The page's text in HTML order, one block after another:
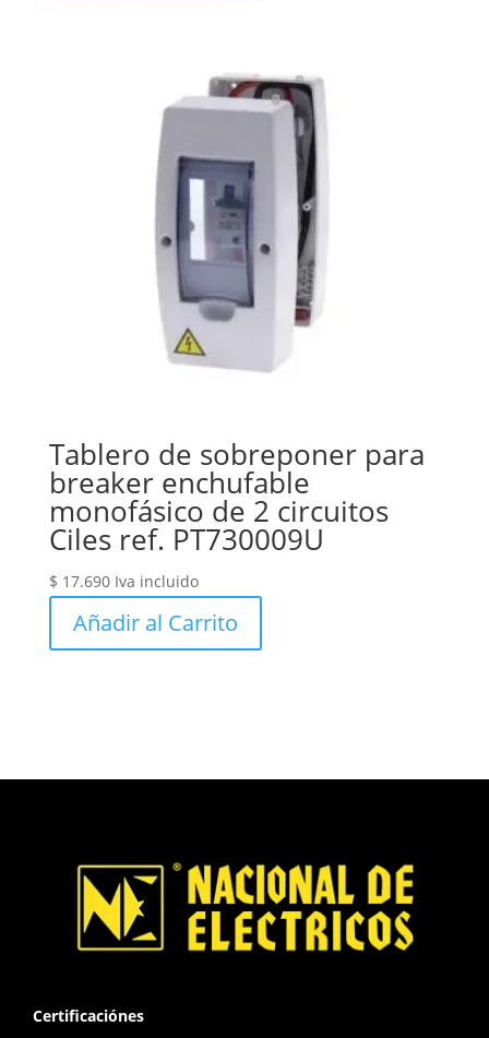
Tablero de sobreponer para
breaker enchufable
monofásico de 2 circuitos
Ciles ref. PT730009U
$ 17.690 Iva incluido
Añadir al Carrito
Certificaciónes